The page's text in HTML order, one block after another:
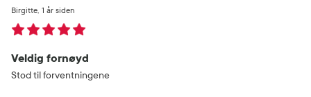
Veldig fornøyd
1 år siden
Birgitte
Stod til forventningene